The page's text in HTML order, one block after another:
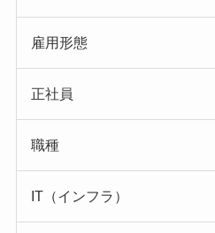
雇用形態
正社員
職種
IT（インフラ）